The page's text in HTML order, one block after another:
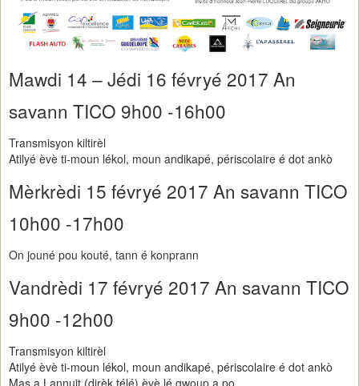
Mawdi 14 – Jédi 16 févryé 2017 An
savann TICO 9h00 -16h00
Transmisyon kiltirèl
Atilyé èvè ti-moun lékol, moun andikapé, périscolaire é dot ankò
Mèrkrèdi 15 févryé 2017 An savann TICO
10h00 -17h00
On jouné pou kouté, tann é konprann
Vandrèdi 17 févryé 2017 An savann TICO
9h00 -12h00
Transmisyon kiltirèl
Atilyé èvè ti-moun lékol, moun andikapé, périscolaire é dot ankò